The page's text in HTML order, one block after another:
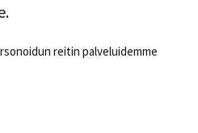
reitin palveluidemme